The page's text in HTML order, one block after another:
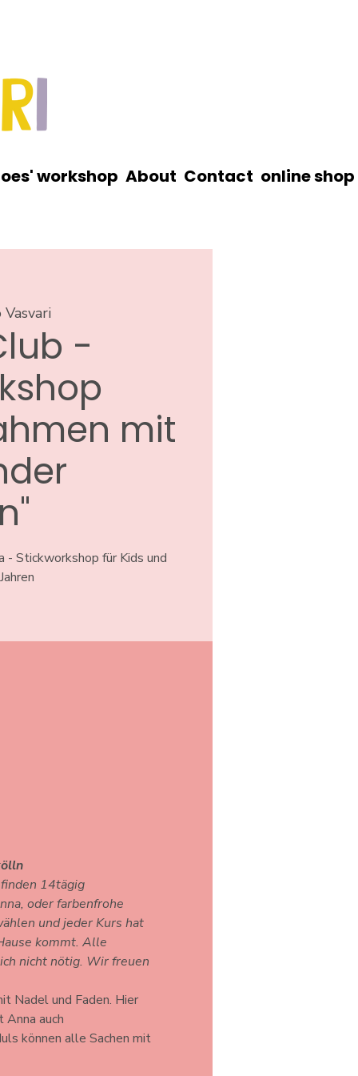
workshop About Contact online shop
-
mit
- Stickworkshop für Kids und
14tägig
oder farbenfrohe
und jeder Kurs hat
kommt. Alle
nicht nötig. Wir freuen
Nadel und Faden. Hier
auch
können alle Sachen mit